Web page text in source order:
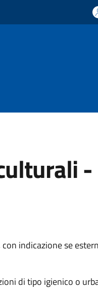
indicazione se
di tipo igienico o